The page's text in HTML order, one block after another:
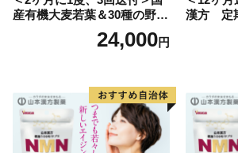
産有機大麦若葉＆30種の野
菜 山本漢方 定期便
24,000円
漢方 定